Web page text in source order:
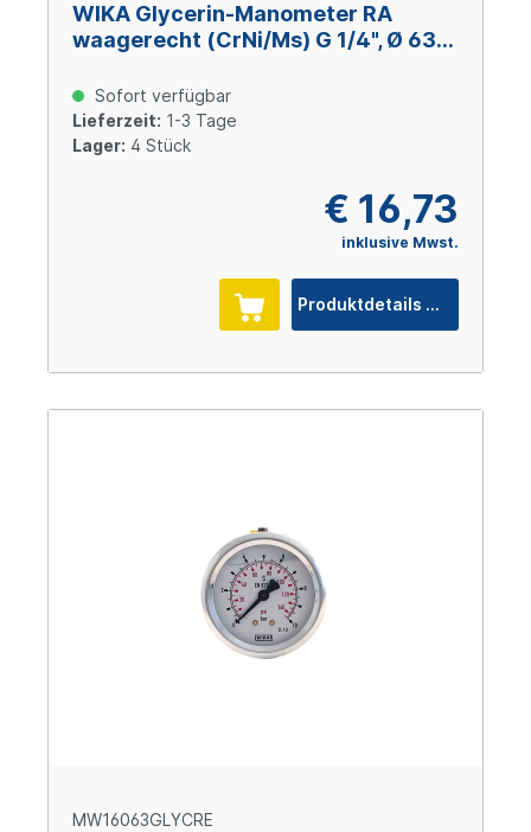
WIKA Glycerin-Manometer RA
waagerecht (CrNi/Ms) G 1/4", Ø 63
Sofort verfügbar
Lieferzeit: 1-3 Tage
Lager: 4 Stück
€ 16,73
inklusive Mwst.
Produktdetails
MW16063GLYCRE